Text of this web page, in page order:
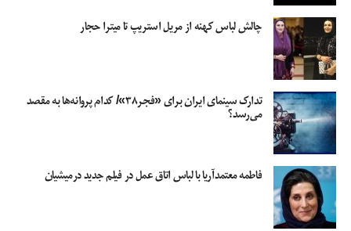
چالش لباس‌ کهنه از مریل استریپ تا میترا حجار
تدارک سینمای ایران برای «فجر۳۸»/ کدام پروانه‌ها به مقصد
می‌رسد؟
فاطمه معتمدآریا با لباس اتاق عمل در فیلم جدید درمیشیان